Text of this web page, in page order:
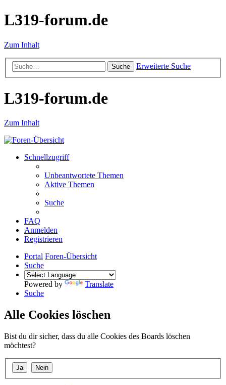
L319-forum.de
Zum Inhalt
Suche Erweiterte Suche
L319-forum.de
Zum Inhalt
Schnellzugriff
Unbeantwortete Themen
Aktive Themen
Suche
FAQ
Anmelden
Registrieren
Portal Foren-Übersicht
Suche
Powered by
Translate
Suche
Alle Cookies löschen
Bist du dir sicher, dass du alle Cookies des Boards löschen
möchtest?